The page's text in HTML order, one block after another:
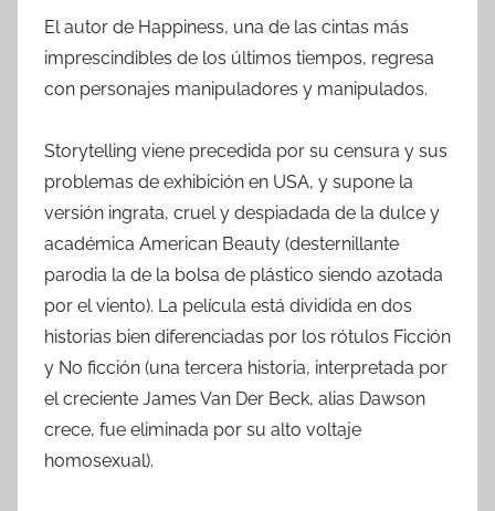
El autor de Happiness, una de las cintas más
imprescindibles de los últimos tiempos, regresa
con personajes manipuladores y manipulados.
Storytelling viene precedida por su censura y sus
problemas de exhibición en USA, y supone la
versión ingrata, cruel y despiadada de la dulce y
académica American Beauty (desternillante
parodia la de la bolsa de plástico siendo azotada
por el viento). La película está dividida en dos
historias bien diferenciadas por los rótulos Ficción
y No ficción (una tercera historia, interpretada por
el creciente James Van Der Beck, alias Dawson
crece, fue eliminada por su alto voltaje
homosexual).